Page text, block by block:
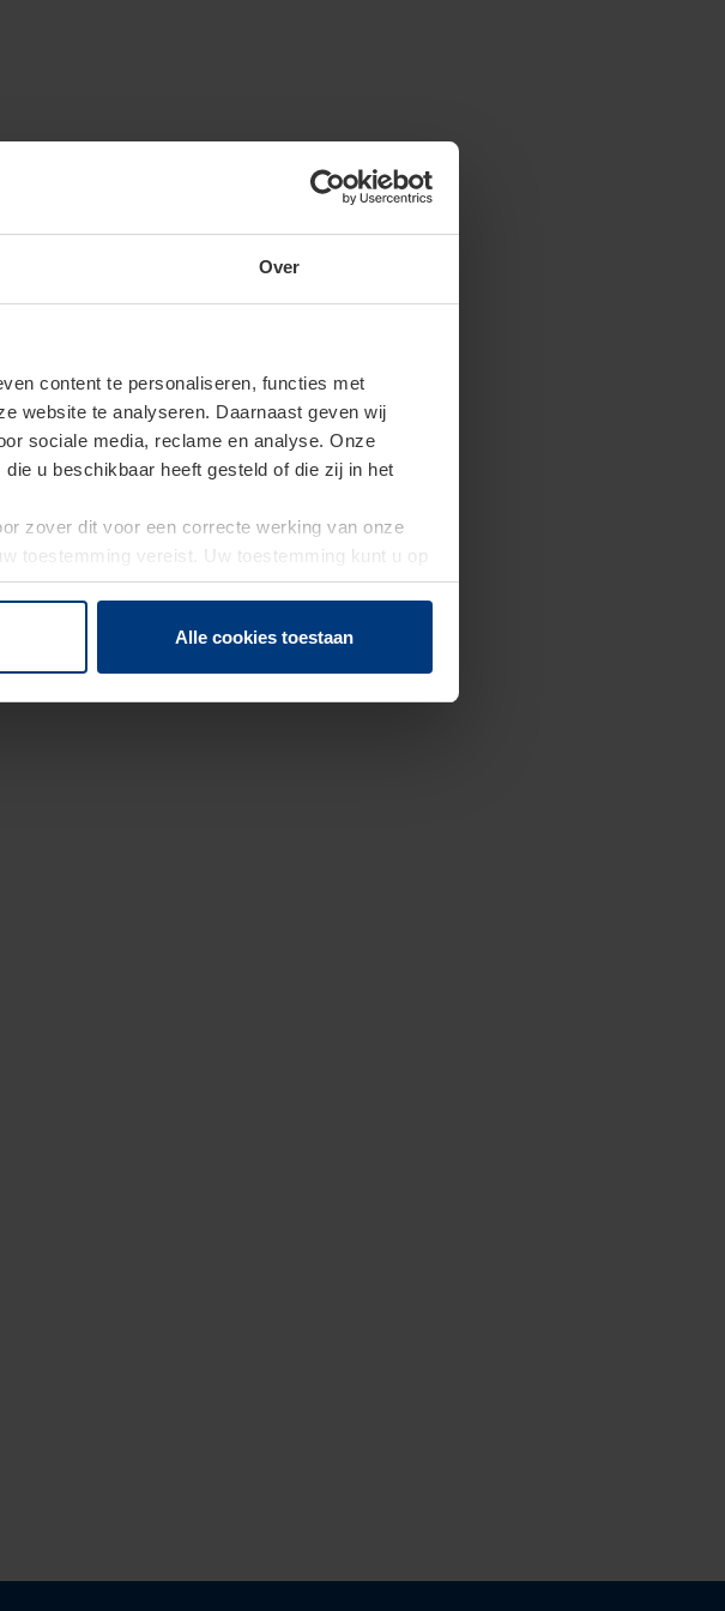
Over
content te personaliseren, functies met
website te analyseren. Daarnaast geven wij
sociale media, reclame en analyse. Onze
u beschikbaar heeft gesteld of die zij in het
zover dit voor een correcte werking van onze
toestemming vereist. Uw toestemming kunt u op
onze website wijzigen of herroepen.
Alle cookies toestaan